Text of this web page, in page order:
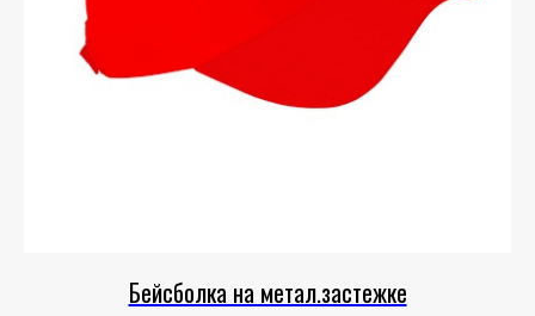
Бейсболка на метал.застежке